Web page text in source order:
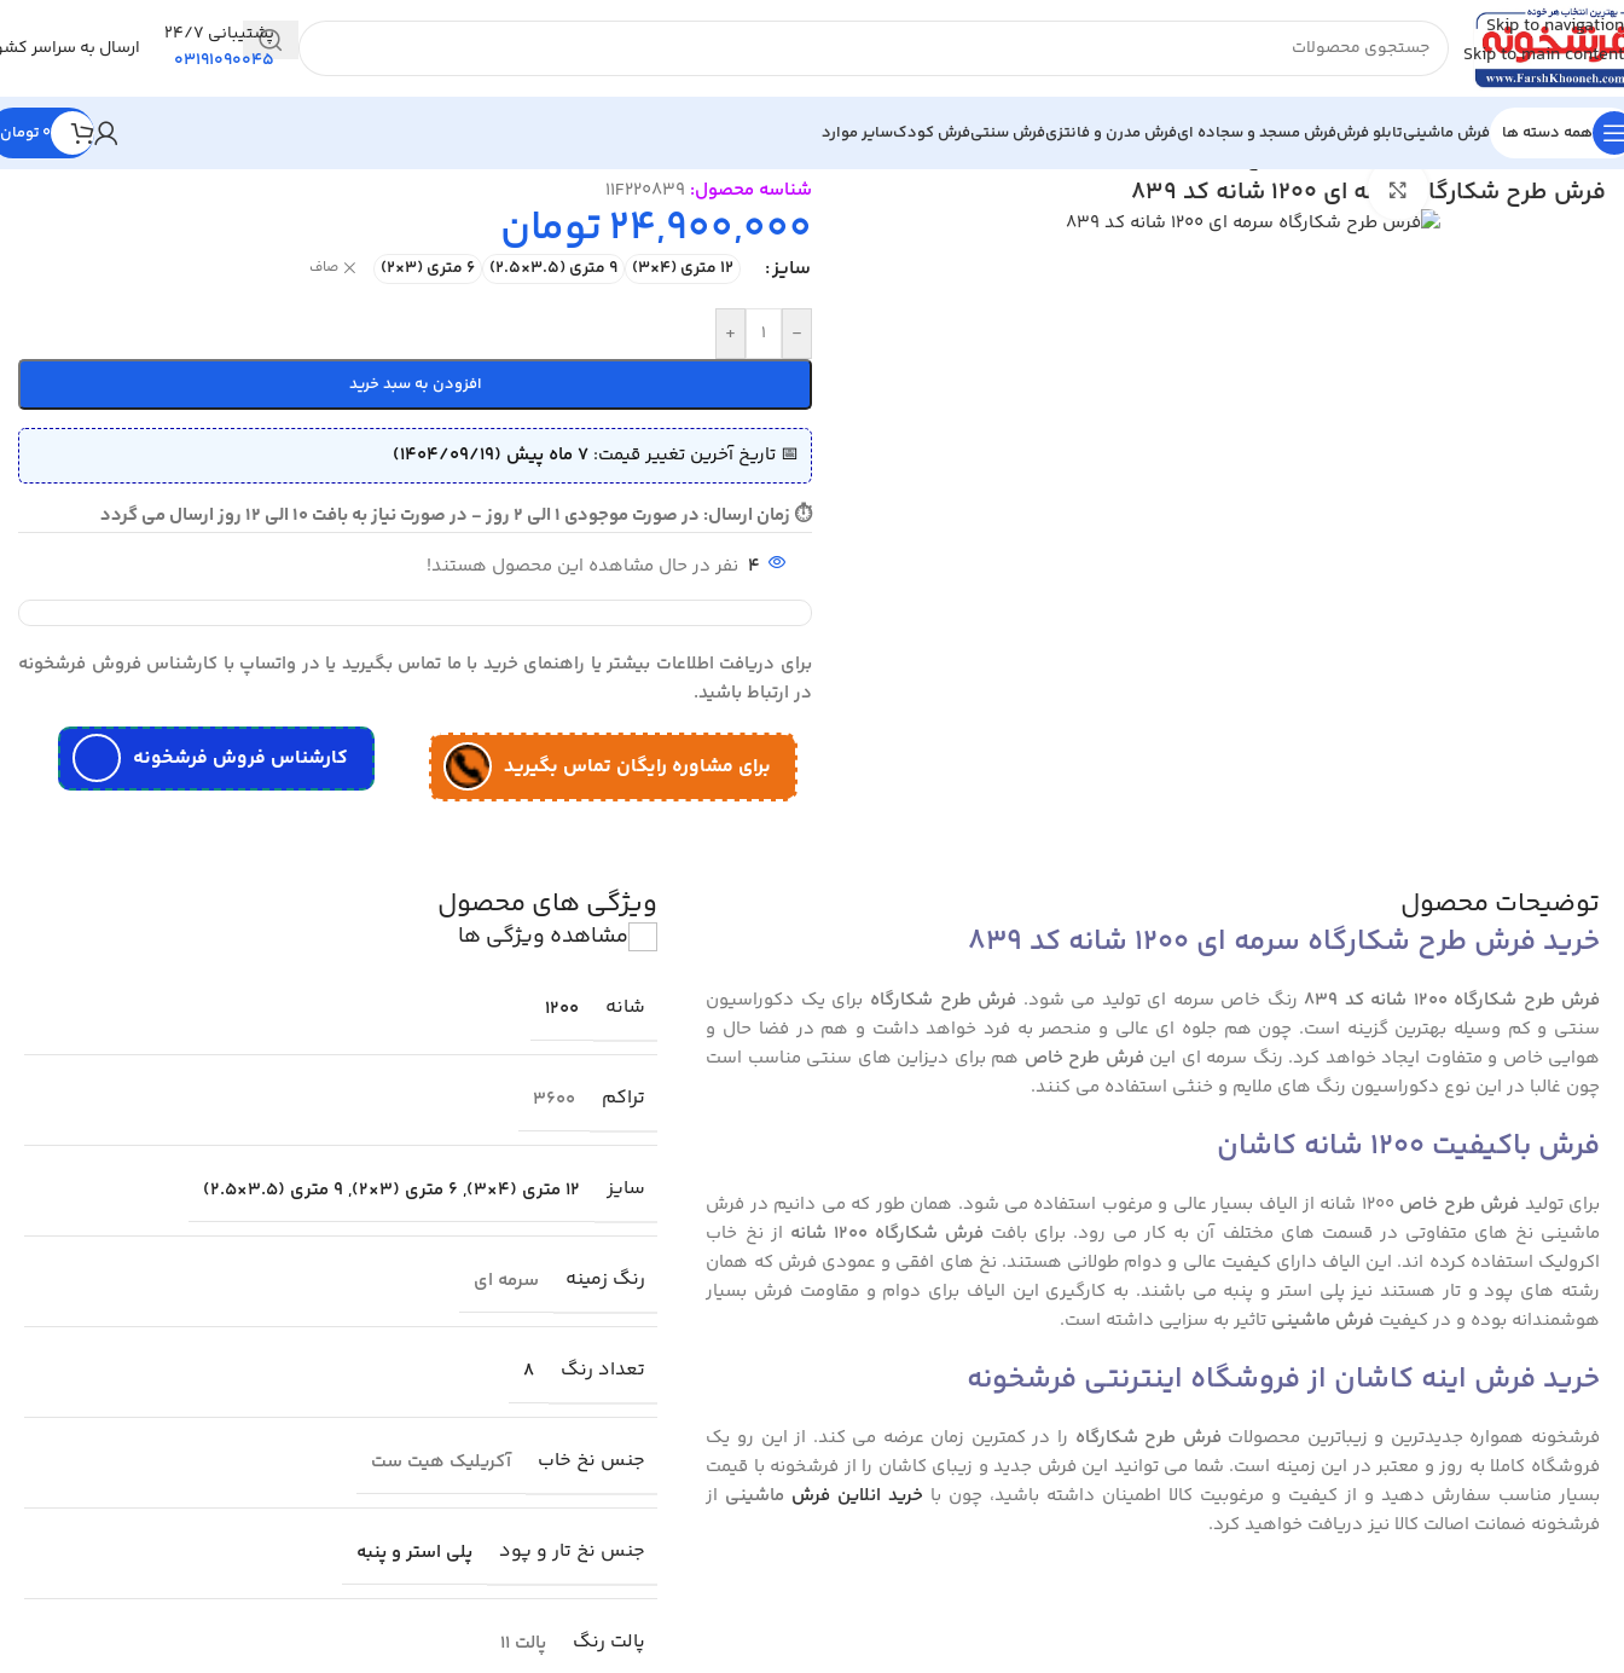
Skip to navigation
Skip to main content
پشتیبانی 24/7
03191090045
ارسال به سراسر
همه دسته ها فرش ماشینیتابلو فرشفرش مسجد و سجاده ایفرش مدرن و فانتزیفرش سنتیفرش کودکسایر موارد 0 تومان
خانه/فرش ماشینی
فرش طرح شکارگاه سرمه ای 1200 شانه کد 839بزرگنمایی تصویر شناسه محصول: 11F220839
24,900,000تومان
سایز 12 متری (4×3) 9 متری (3.5×2.5) 6 متری (3×2) صاف
-
+
افزودن به سبد خرید
📅 تاریخ آخرین تغییر قیمت: 7 ماه پیش (1404/09/19)
⏱ زمان ارسال: در صورت موجودی 1 الی 2 روز - در صورت نیاز به بافت 10 الی 12 روز ارسال می گردد
4 نفر در حال مشاهده این محصول هستند!
برای دریافت اطلاعات بیشتر یا راهنمای خرید با ما تماس بگیرید یا در واتساپ با کارشناس فروش فرشخونه
در ارتباط باشید.
برای مشاوره رایگان تماس بگیرید کارشناس فروش فرشخونه
توضیحات محصول
خرید فرش طرح شکارگاه سرمه ای 1200 شانه کد 839
فرش طرح شکارگاه 1200 شانه کد 839 رنگ خاص سرمه ای تولید می شود. فرش طرح شکارگاه برای یک دکوراسیون
سنتی و کم وسیله بهترین گزینه است. چون هم جلوه ای عالی و منحصر به فرد خواهد داشت و هم در فضا حال و
هوایی خاص و متفاوت ایجاد خواهد کرد. رنگ سرمه ای این فرش طرح خاص هم برای دیزاین های سنتی مناسب است
چون غالبا در این نوع دکوراسیون رنگ های ملایم و خنثی استفاده می کنند.
فرش باکیفیت 1200 شانه کاشان
برای تولید فرش طرح خاص
1200 شانه از الیاف بسیار عالی و مرغوب استفاده می شود. همان طور که می دانیم در فرش
ماشینی نخ های متفاوتی در قسمت های مختلف آن به کار می رود. برای بافت فرش شکارگاه 1200 شانه
از نخ خاب
اکرولیک استفاده کرده اند. این الیاف دارای کیفیت عالی و دوام طولانی هستند. نخ های افقی و عمودی فرش که همان
رشته های پود و تار هستند نیز پلی استر و پنبه می باشند. به کارگیری این الیاف برای دوام و مقاومت فرش بسیار
هوشمندانه بوده و در کیفیت فرش ماشینی تاثیر به سزایی داشته است.
خرید فرش اینه کاشان از فروشگاه اینترنتی فرشخونه
فرشخونه همواره جدیدترین و زیباترین محصولات فرش طرح شکارگاه را در کمترین زمان عرضه می کند. از این رو یک
فروشگاه کاملا به روز و معتبر در این زمینه است. شما می توانید این فرش جدید و زیبای کاشان را از فرشخونه با قیمت
بسیار مناسب سفارش دهید و از کیفیت و مرغوبیت کالا اطمینان داشته باشید، چون با خرید انلاین فرش ماشینی از
فرشخونه ضمانت اصالت کالا نیز دریافت خواهید کرد.
ویژگی های محصول
مشاهده ویژگی ها
شانه 1200
تراکم 3600
سایز 12 متری (4×3) , 6 متری (3×2) , 9 متری (3.5×2.5)
رنگ زمینه سرمه ای
تعداد رنگ 8
جنس نخ خاب آکریلیک هیت ست
جنس نخ تار و پود پلی استر و پنبه
پالت رنگ پالت 11